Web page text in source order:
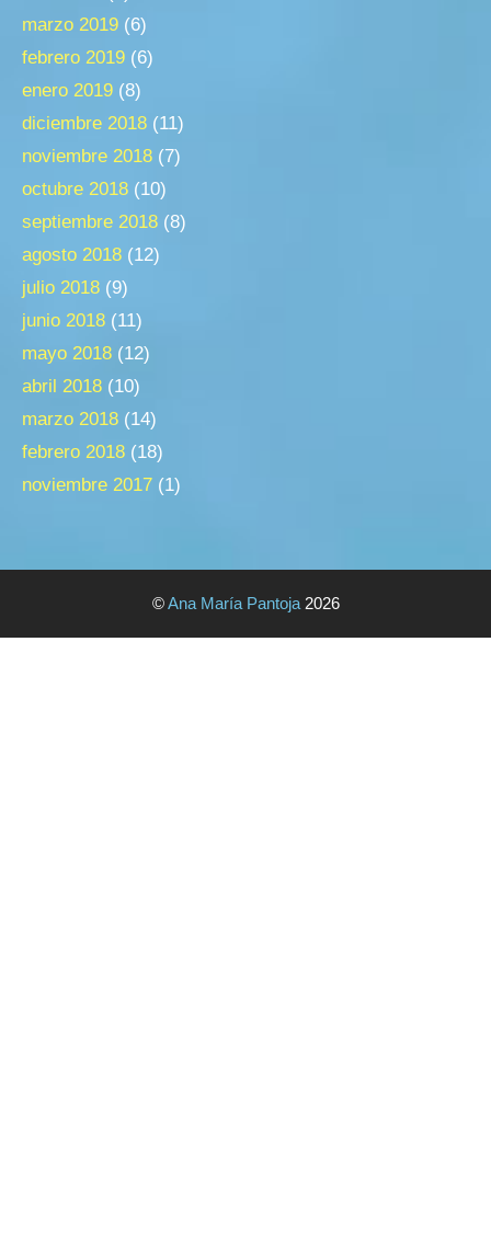
marzo 2019 (6)
febrero 2019 (6)
enero 2019 (8)
diciembre 2018 (11)
noviembre 2018 (7)
octubre 2018 (10)
septiembre 2018 (8)
agosto 2018 (12)
julio 2018 (9)
junio 2018 (11)
mayo 2018 (12)
abril 2018 (10)
marzo 2018 (14)
febrero 2018 (18)
noviembre 2017 (1)
©Ana María Pantoja2026